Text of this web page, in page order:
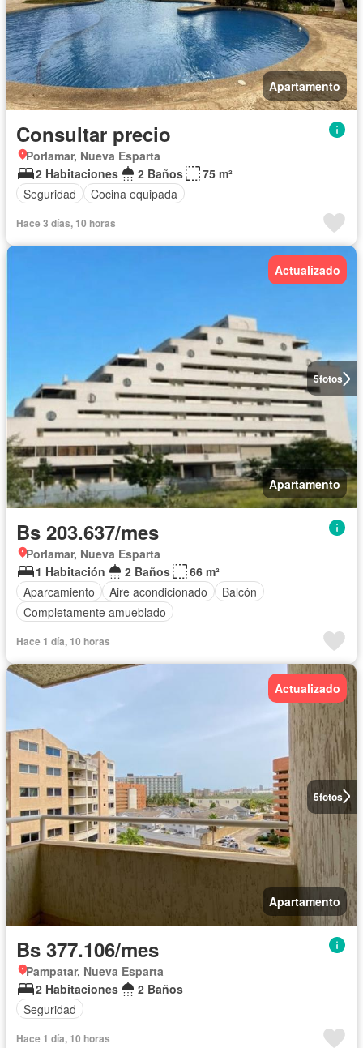
Apartamento
Consultar precio
Porlamar, Nueva Esparta
2 Habitaciones
2 Baños
75 m²
Seguridad
Cocina equipada
Hace 3 días, 10 horas
5fotos
Actualizado
Apartamento
Bs 203.637/mes
Porlamar, Nueva Esparta
1 Habitación
2 Baños
66 m²
Aparcamiento
Aire acondicionado
Balcón
Completamente amueblado
Hace 1 día, 10 horas
5fotos
Actualizado
Apartamento
Bs 377.106/mes
Pampatar, Nueva Esparta
2 Habitaciones
2 Baños
Seguridad
Hace 1 día, 10 horas